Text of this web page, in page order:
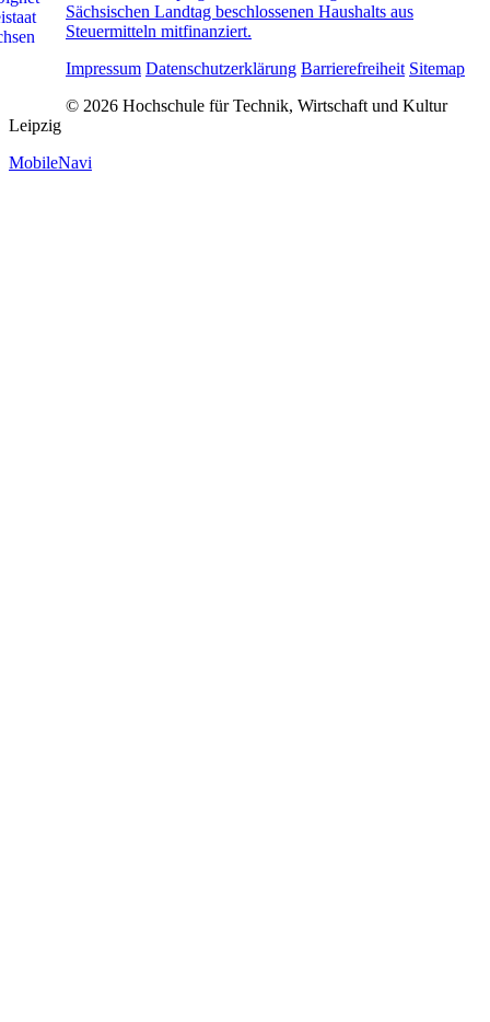
Sächsischen Landtag beschlossenen Haushalts aus
Steuermitteln mitfinanziert.
Impressum Datenschutzerklärung Barrierefreiheit Sitemap
© 2026 Hochschule für Technik, Wirtschaft und Kultur
Leipzig
MobileNavi